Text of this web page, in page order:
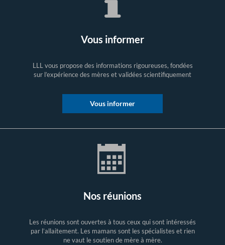
Vous informer
LLL vous propose des informations rigoureuses, fondées
sur l’expérience des mères et validées scientifiquement
Vous informer
Nos réunions
Les réunions sont ouvertes à tous ceux qui sont intéressés
par l’allaitement. Les mamans sont les spécialistes et rien
ne vaut le soutien de mère à mère.